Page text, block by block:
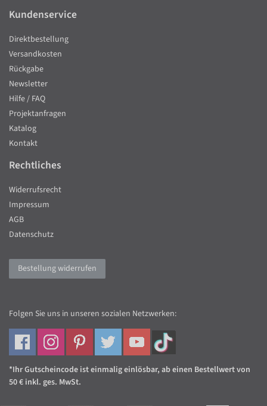
Kundenservice
Direktbestellung
Versandkosten
Rückgabe
Newsletter
Hilfe / FAQ
Projektanfragen
Katalog
Kontakt
Rechtliches
Widerrufsrecht
Impressum
AGB
Datenschutz
Bestellung widerrufen
Folgen Sie uns in unseren sozialen Netzwerken:
*Ihr Gutscheincode ist einmalig einlösbar, ab einen Bestellwert von
50 € inkl. ges. MwSt.